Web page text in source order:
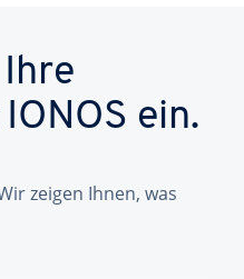
ein.
zeigen Ihnen, was